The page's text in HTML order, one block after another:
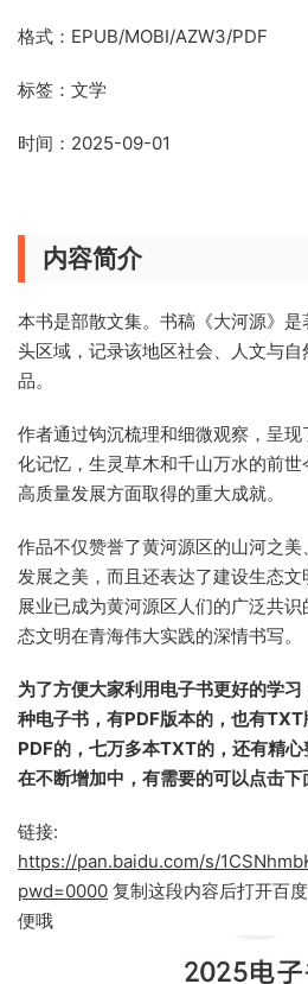
格式：EPUB/MOBI/AZW3/PDF
标签：文学
时间：2025-09-01
内容简介
本书是部散文集。书稿《大河源》
头区域，记录该地区社会、人文与
品。
作者通过钩沉梳理和细微观察，呈
化记忆，生灵草木和千山万水的前
高质量发展方面取得的重大成就。
作品不仅赞誉了黄河源区的山河之美
发展之美，而且还表达了建设生态
展业已成为黄河源区人们的广泛共
态文明在青海伟大实践的深情书写。
为了方便大家利用电子书更好的学
种电子书，有PDF版本的，也有
PDF的，七万多本TXT的，还有精
在不断增加中，有需要的可以点击下
链接:
https://pan.baidu.com/s/
pwd=0000 复制这段内容后打开百
便哦